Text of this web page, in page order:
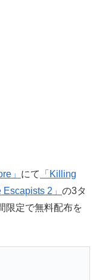
」 にて
「Killing
Escapists 2」 の3タ
限定で無料配布を